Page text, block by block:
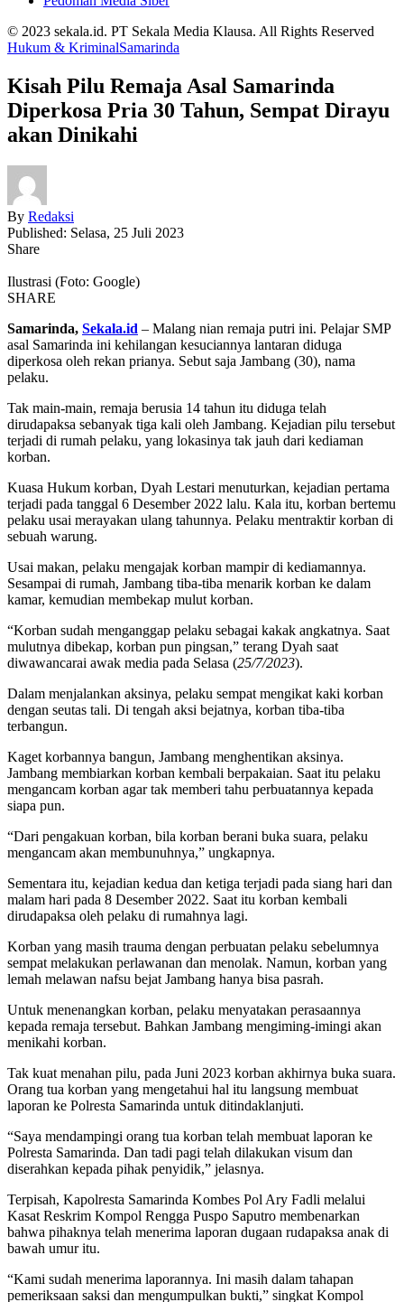
© 2023 sekala.id. PT Sekala Media Klausa. All Rights Reserved
Hukum & KriminalSamarinda
Kisah Pilu Remaja Asal Samarinda
Diperkosa Pria 30 Tahun, Sempat Dirayu
akan Dinikahi
By Redaksi
Published: Selasa, 25 Juli 2023
Share
Ilustrasi (Foto: Google)
SHARE
Samarinda, Sekala.id – Malang nian remaja putri ini. Pelajar SMP
asal Samarinda ini kehilangan kesuciannya lantaran diduga
diperkosa oleh rekan prianya. Sebut saja Jambang (30), nama
pelaku.
Tak main-main, remaja berusia 14 tahun itu diduga telah
dirudapaksa sebanyak tiga kali oleh Jambang. Kejadian pilu tersebut
terjadi di rumah pelaku, yang lokasinya tak jauh dari kediaman
korban.
Kuasa Hukum korban, Dyah Lestari menuturkan, kejadian pertama
terjadi pada tanggal 6 Desember 2022 lalu. Kala itu, korban bertemu
pelaku usai merayakan ulang tahunnya. Pelaku mentraktir korban di
sebuah warung.
Usai makan, pelaku mengajak korban mampir di kediamannya.
Sesampai di rumah, Jambang tiba-tiba menarik korban ke dalam
kamar, kemudian membekap mulut korban.
“Korban sudah menganggap pelaku sebagai kakak angkatnya. Saat
mulutnya dibekap, korban pun pingsan,” terang Dyah saat
diwawancarai awak media pada Selasa (25/7/2023).
Dalam menjalankan aksinya, pelaku sempat mengikat kaki korban
dengan seutas tali. Di tengah aksi bejatnya, korban tiba-tiba
terbangun.
Kaget korbannya bangun, Jambang menghentikan aksinya.
Jambang membiarkan korban kembali berpakaian. Saat itu pelaku
mengancam korban agar tak memberi tahu perbuatannya kepada
siapa pun.
“Dari pengakuan korban, bila korban berani buka suara, pelaku
mengancam akan membunuhnya,” ungkapnya.
Sementara itu, kejadian kedua dan ketiga terjadi pada siang hari dan
malam hari pada 8 Desember 2022. Saat itu korban kembali
dirudapaksa oleh pelaku di rumahnya lagi.
Korban yang masih trauma dengan perbuatan pelaku sebelumnya
sempat melakukan perlawanan dan menolak. Namun, korban yang
lemah melawan nafsu bejat Jambang hanya bisa pasrah.
Untuk menenangkan korban, pelaku menyatakan perasaannya
kepada remaja tersebut. Bahkan Jambang mengiming-imingi akan
menikahi korban.
Tak kuat menahan pilu, pada Juni 2023 korban akhirnya buka suara.
Orang tua korban yang mengetahui hal itu langsung membuat
laporan ke Polresta Samarinda untuk ditindaklanjuti.
“Saya mendampingi orang tua korban telah membuat laporan ke
Polresta Samarinda. Dan tadi pagi telah dilakukan visum dan
diserahkan kepada pihak penyidik,” jelasnya.
Terpisah, Kapolresta Samarinda Kombes Pol Ary Fadli melalui
Kasat Reskrim Kompol Rengga Puspo Saputro membenarkan
bahwa pihaknya telah menerima laporan dugaan rudapaksa anak di
bawah umur itu.
“Kami sudah menerima laporannya. Ini masih dalam tahapan
pemeriksaan saksi dan mengumpulkan bukti,” singkat Kompol